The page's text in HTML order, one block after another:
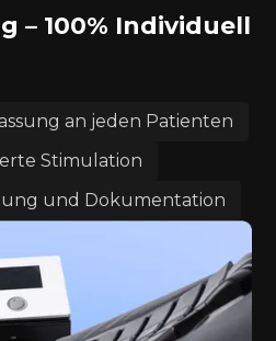
– 100% Individuell
an jeden Patienten
Stimulation
und Dokumentation